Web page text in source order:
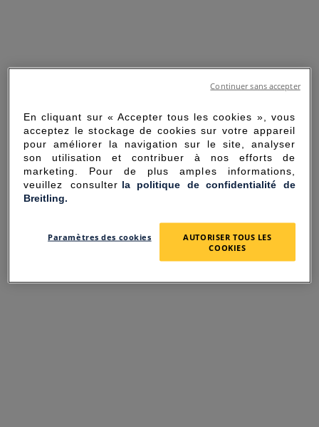
SORRY FOR THE
INCONVENIENCE
UNEXPECTED ERROR OCCURRED.
En cliquant sur « Accepter tous les cookies », vous
acceptez le stockage de cookies sur votre appareil
pour améliorer la navigation sur le site, analyser
son utilisation et contribuer à nos efforts de
marketing. Pour de plus amples informations,
veuillez consulter la politique de confidentialité de
Breitling.
Paramètres des cookies
AUTORISER TOUS LES
COOKIES
Continuer sans accepter